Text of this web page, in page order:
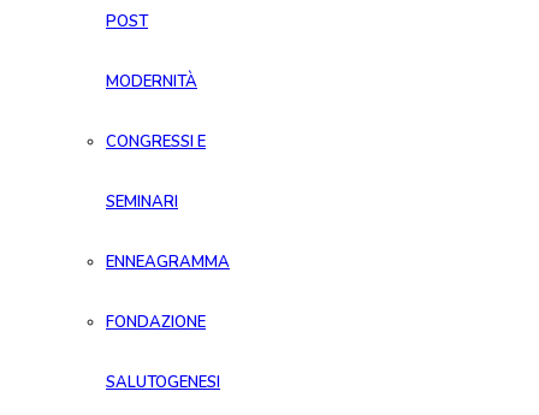
POST
MODERNITÀ
CONGRESSI E
SEMINARI
ENNEAGRAMMA
FONDAZIONE
SALUTOGENESI